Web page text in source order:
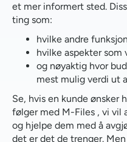
et mer informert sted.
ting som:
hvilke andre
hvilke aspekter som
og nøyaktig hvor
mest mulig verdi ut
Se, hvis en kunde ønsker
følger med M-Files , vi vil
og hjelpe dem med å
det er det de trenger.